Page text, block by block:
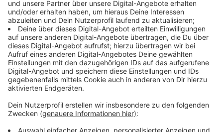
die Lieferzeit bei drei bis vier Wochen. Jetzt liege sie
fast immer bei sechs Wochen, heißt es. Das liege auch
am Brexit und daran, dass für Reisen nach
Großbritannien wieder Reisepässe gebraucht werden.
Anzeige